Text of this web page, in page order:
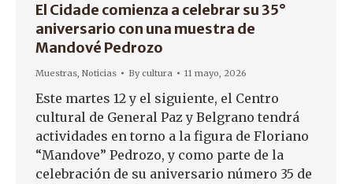
El Cidade comienza a celebrar su 35°
aniversario con una muestra de
Mandové Pedrozo
Muestras, Noticias Bycultura 11 mayo, 2026
Este martes 12 y el siguiente, el Centro
cultural de General Paz y Belgrano tendrá
actividades en torno a la figura de Floriano
“Mandove” Pedrozo, y como parte de la
celebración de su aniversario número 35 de